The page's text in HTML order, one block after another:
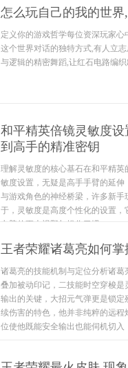
怎么玩自己的我的世
定义你的游戏哲学每位资深玩家
这个世界对话的独特方式,有人立
与逻辑的精密舞蹈,让红石电路编
和平精英倍镜灵敏度
到高手的精准密钥
理解灵敏度的核心基石在和平精
敏度设置，无疑是高手手臂的延
与游戏角色的神经桥梁，许多新
于，灵敏度是高度个性化的设置
电脑的更大视野与操作习惯，...
王者荣耀诸葛亮如何
诸葛亮的技能机制与定位分析诸
叠加被动印记，二技能时空穿梭
输出的关键，大招元气弹更是锁
续伤害的特色，他并非纯粹的远
位使他既能安全输出也能伺机切入